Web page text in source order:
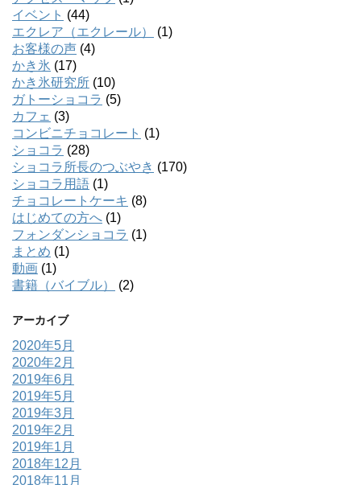
イベント (44)
エクレア（エクレール）
(1)
お客様の声 (4)
かき氷 (17)
かき氷研究所 (10)
ガトーショコラ (5)
カフェ (3)
コンビニチョコレート (1)
ショコラ (28)
ショコラ所長のつぶやき (170)
ショコラ用語 (1)
チョコレートケーキ (8)
はじめての方へ (1)
フォンダンショコラ (1)
まとめ (1)
動画 (1)
書籍（バイブル）
(2)
アーカイブ
2020年5月
2020年2月
2019年6月
2019年5月
2019年3月
2019年2月
2019年1月
2018年12月
2018年11月